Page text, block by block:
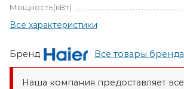
Мощность(кВт)
Все характеристики
Бренд Все товары бренда
Наша компания предоставляет все